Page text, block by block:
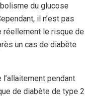
du glucose
il n’est pas
réellement le risque de
un cas de diabète
pendant
de diabète de type 2